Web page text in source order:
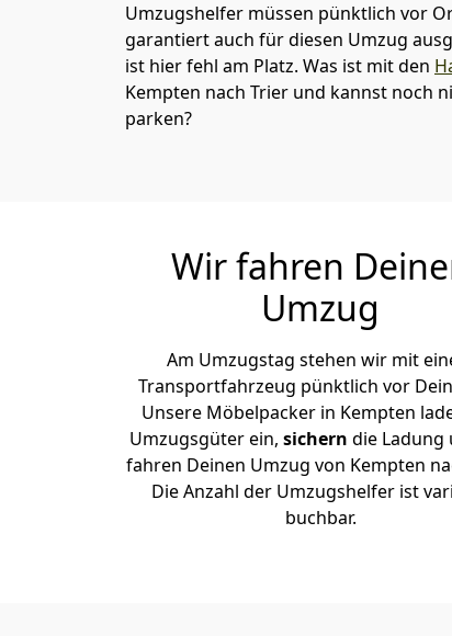
Umzugshelfer müssen pünktlich vor
garantiert auch für diesen Umzug
ist hier fehl am Platz. Was ist mit den
Kempten nach Trier und kannst noch
parken?
Wir fahren
Umzug
Am Umzugstag stehen wir mit
Transportfahrzeug pünktlich vor
Unsere Möbelpacker in Kempten
Umzugsgüter ein, sichern die Ladung
fahren Deinen Umzug von Kempten
Die Anzahl der Umzugshelfer ist
buchbar.